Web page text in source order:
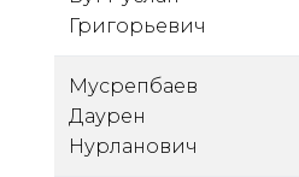
Григорьевич
Мусрепбаев
Даурен
Нурланович